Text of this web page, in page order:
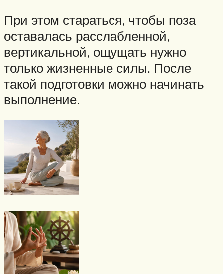
При этом стараться, чтобы поза
оставалась расслабленной,
вертикальной, ощущать нужно
только жизненные силы. После
такой подготовки можно начинать
выполнение.